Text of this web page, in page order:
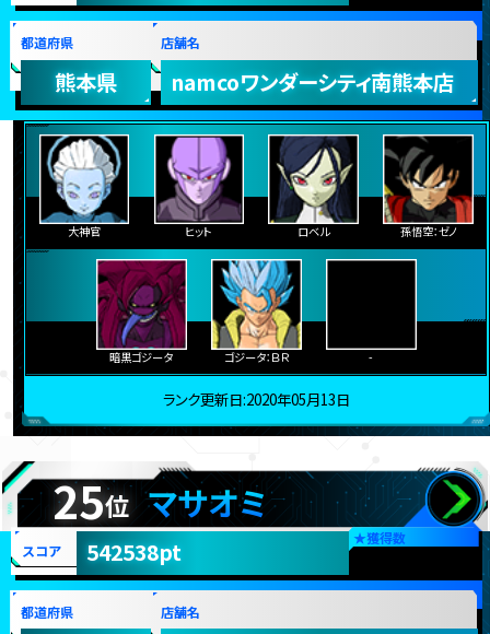
都道府県
熊本県
店舗名
namcoワンダーシティ南熊本店
大神官 ヒット ロベル 孫悟空：ゼノ
暗黒ゴジータ ゴジータ：ＢＲ -
ランク更新日:2020年05月13日
25位 マサオミ
★獲得数
スコア 542538pt
都道府県 店舗名